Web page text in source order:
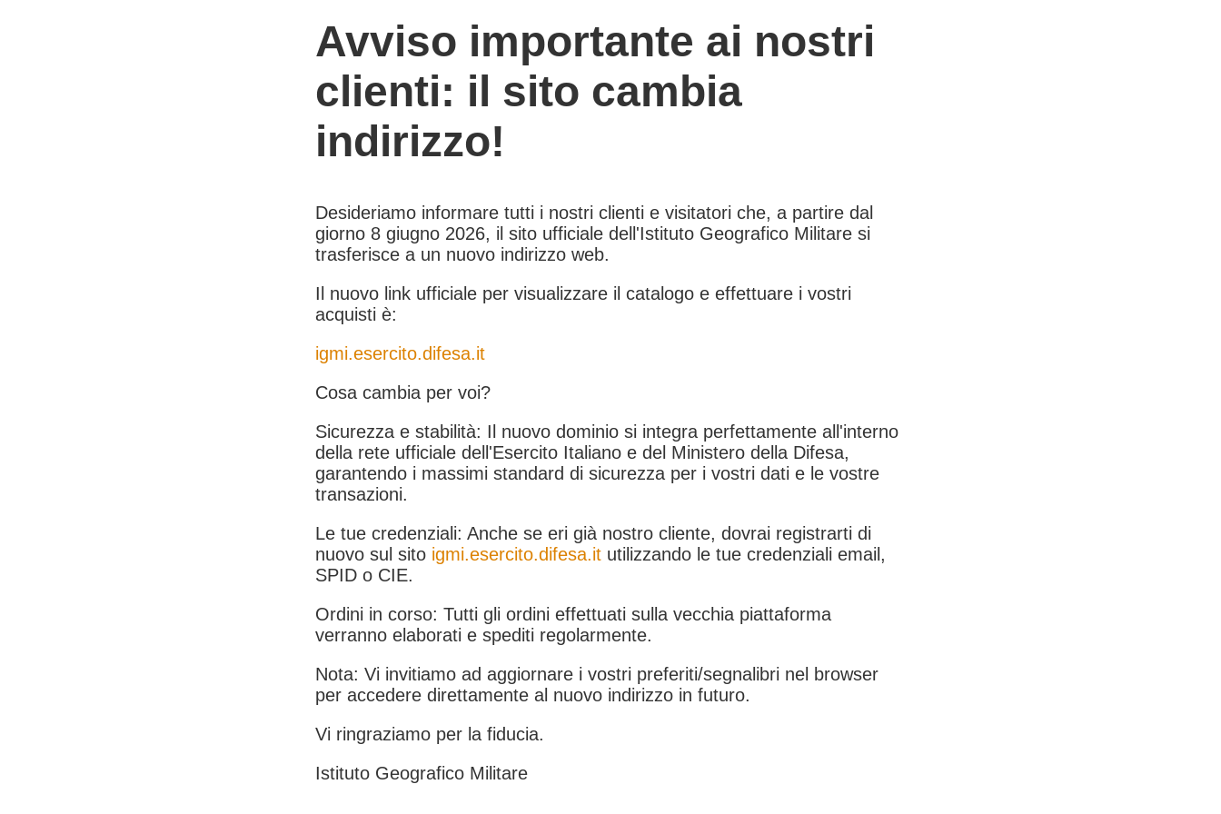
Avviso importante ai nostri
clienti: il sito cambia
indirizzo!
Desideriamo informare tutti i nostri clienti e visitatori che, a partire dal
giorno 8 giugno 2026, il sito ufficiale dell'Istituto Geografico Militare si
trasferisce a un nuovo indirizzo web.
Il nuovo link ufficiale per visualizzare il catalogo e effettuare i vostri
acquisti è:
igmi.esercito.difesa.it
Cosa cambia per voi?
Sicurezza e stabilità: Il nuovo dominio si integra perfettamente all'interno
della rete ufficiale dell'Esercito Italiano e del Ministero della Difesa,
garantendo i massimi standard di sicurezza per i vostri dati e le vostre
transazioni.
Le tue credenziali: Anche se eri già nostro cliente, dovrai registrarti di
nuovo sul sito igmi.esercito.difesa.it utilizzando le tue credenziali email,
SPID o CIE.
Ordini in corso: Tutti gli ordini effettuati sulla vecchia piattaforma
verranno elaborati e spediti regolarmente.
Nota: Vi invitiamo ad aggiornare i vostri preferiti/segnalibri nel browser
per accedere direttamente al nuovo indirizzo in futuro.
Vi ringraziamo per la fiducia.
Istituto Geografico Militare